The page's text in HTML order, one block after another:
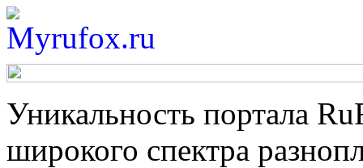
Уникальность портала
широкого спектра